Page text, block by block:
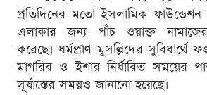
প্রতিদিনের মতো ইসলামিক
এলাকার জন্য পাঁচ ওয়াক্ত
করেছে। ধর্মপ্রাণ মুসল্লিদের
মাগরিব ও ইশার নির্ধারিত সময়ের
সূর্যাস্তের সময়ও জানানো হয়েছে।